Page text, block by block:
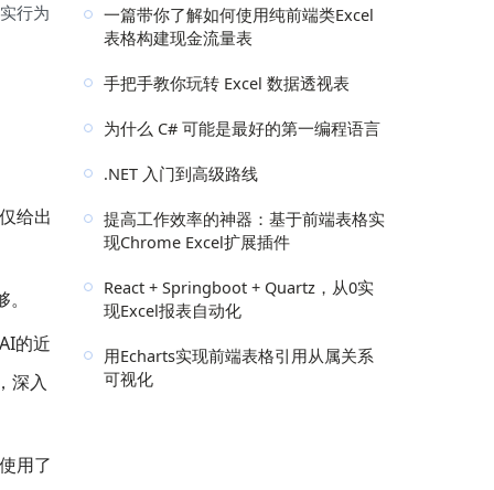
行为
给出
的近
深入
用了
一篇带你了解如何使用纯前端类Excel
表格构建现金流量表
手把手教你玩转 Excel 数据透视表
为什么 C# 可能是最好的第一编程语言
.NET 入门到高级路线
提高工作效率的神器：基于前端表格实
现Chrome Excel扩展插件
React + Springboot + Quartz，从0实
现Excel报表自动化
用Echarts实现前端表格引用从属关系
可视化